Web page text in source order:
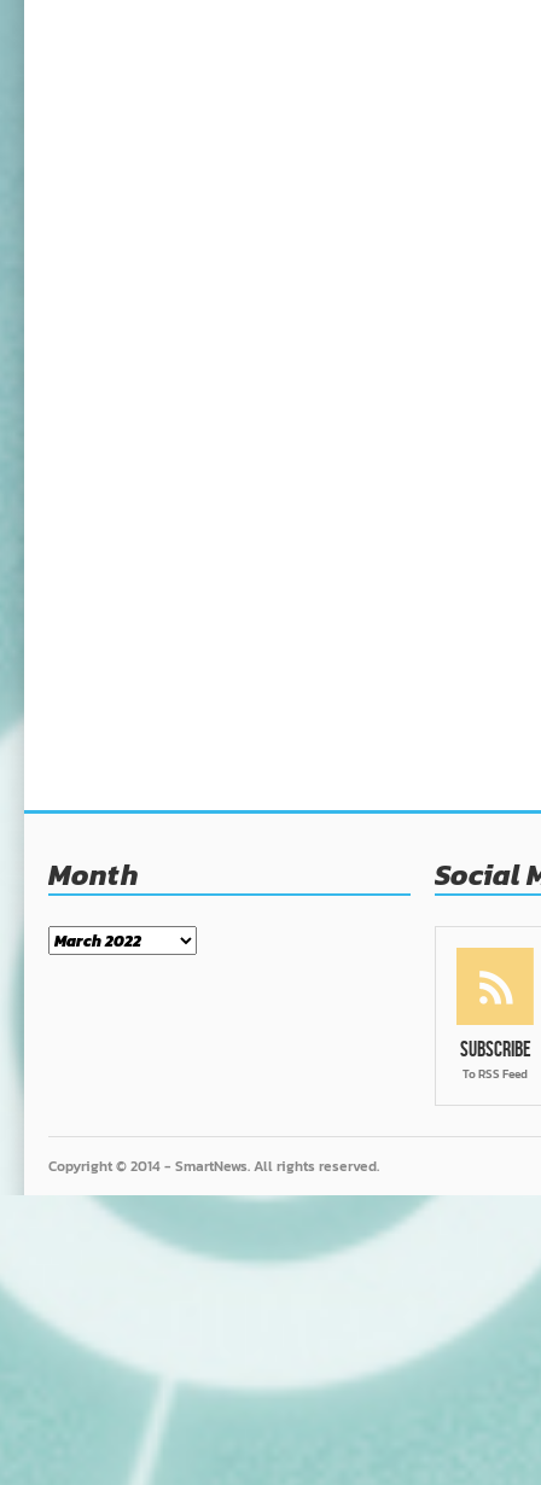
Month
Month
Social
Subscribe
To RSS Feed
Copyright © 2014 - SmartNews. All rights reserved.